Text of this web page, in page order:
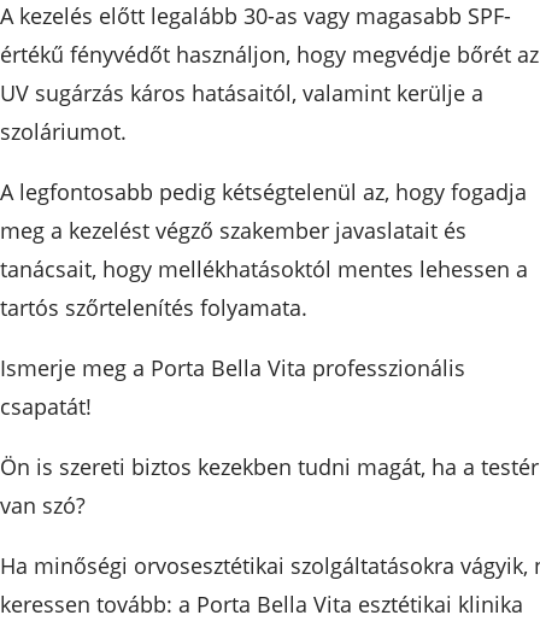
A kezelés előtt legalább 30-as vagy magasabb SPF-
értékű fényvédőt használjon, hogy megvédje bőrét az
UV sugárzás káros hatásaitól, valamint kerülje a
szoláriumot.
A legfontosabb pedig kétségtelenül az, hogy fogadja
meg a kezelést végző szakember javaslatait és
tanácsait, hogy mellékhatásoktól mentes lehessen a
tartós szőrtelenítés folyamata.
Ismerje meg a Porta Bella Vita professzionális
csapatát!
Ön is szereti biztos kezekben tudni magát, ha a
van szó?
Ha minőségi orvosesztétikai szolgáltatásokra vágyik,
keressen tovább: a Porta Bella Vita esztétikai klinika